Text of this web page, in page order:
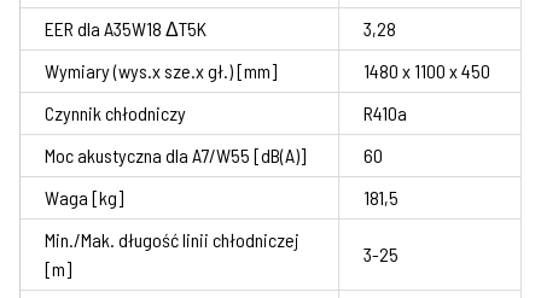
EER dla A35W18 ΔT5K
3,28
Wymiary (wys.x sze.x gł.) [mm]
1480 x 1100 x 450
Czynnik chłodniczy
R410a
Moc akustyczna dla A7/W55 [dB(A)]
60
Waga [kg]
181,5
Min./Mak. długość linii chłodniczej
[m]
3-25